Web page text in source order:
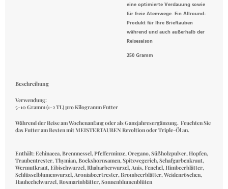
eine optimierte Verdauung sowie
für freie Atemwege. Ein Allround-
Produkt für Ihre Brieftauben
während und auch außerhalb der
Reisesaison
250 Gramm
Beschreibung
Verwendung:
5-10 Gramm (1-2 TL) pro Kilogramm Futter
Während der Reise am Wochenanfang oder als Ganzjahresergänzung. Feuchten Sie
das Futter am Besten mit MEISTERTAUBEN Revoltion oder Triple-Öl an.
Enthält: Echinacea, Brennnessel, Pfefferminze, Oregano, Süßholzpulver, Hopfen,
Traubentrester, Thymian, Bockshornsamen, Spitzwegerich, Schafgarbenkraut,
Wermutkraut, Eibischwurzel, Rhabarberwurzel, Anis, Fenchel, Himbeerblätter,
Schlüsselblumenwurzel, Aroniabeertrester, Brombeerblätter, Weidenröschen,
Hauhechelwurzel, Rosmarinblätter, Sonnenblumenblüten